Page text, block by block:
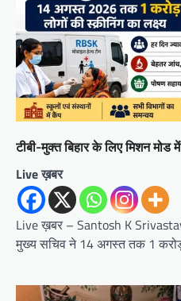
टीबी-मुक्त बिहार के लिए मिशन मोड
Live ख़बर
Live ख़बर – Santosh K
मुख्य सचिव ने 14 अगस्त तक 1